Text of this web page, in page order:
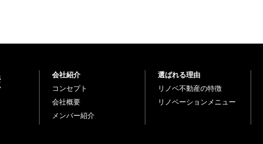
会社紹介
コンセプト
会社概要
メンバー紹介
選ばれる理由
リノベ不動産の特徴
リノベーションメニュー